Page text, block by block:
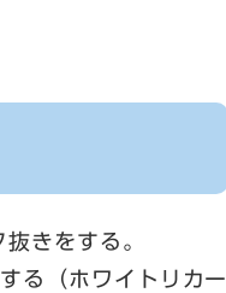
きをする。
る（ホワイトリカー